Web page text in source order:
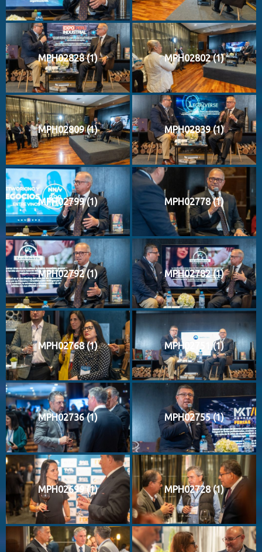
MPH02828 (1) MPH02802 (1)
MPH02809 (1) MPH02839 (1)
MPH02799 (1) MPH02778 (1)
MPH02792 (1) MPH02782 (1)
MPH02768 (1) MPH02751 (1)
MPH02736 (1) MPH02755 (1)
MPH02699 (1) MPH02728 (1)